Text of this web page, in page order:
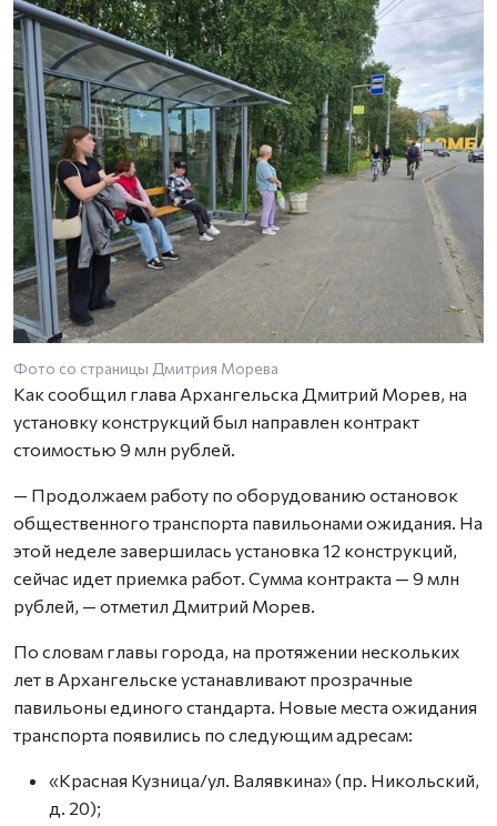
Фото со страницы Дмитрия Морева
Как сообщил глава Архангельска Дмитрий Морев, на
установку конструкций был направлен контракт
стоимостью 9 млн рублей.
— Продолжаем работу по оборудованию остановок
общественного транспорта павильонами ожидания. На
этой неделе завершилась установка 12 конструкций,
сейчас идет приемка работ. Сумма контракта — 9 млн
рублей, — отметил Дмитрий Морев.
По словам главы города, на протяжении нескольких
лет в Архангельске устанавливают прозрачные
павильоны единого стандарта. Новые места ожидания
транспорта появились по следующим адресам:
«Красная Кузница/ул. Валявкина» (пр. Никольский,
д. 20);